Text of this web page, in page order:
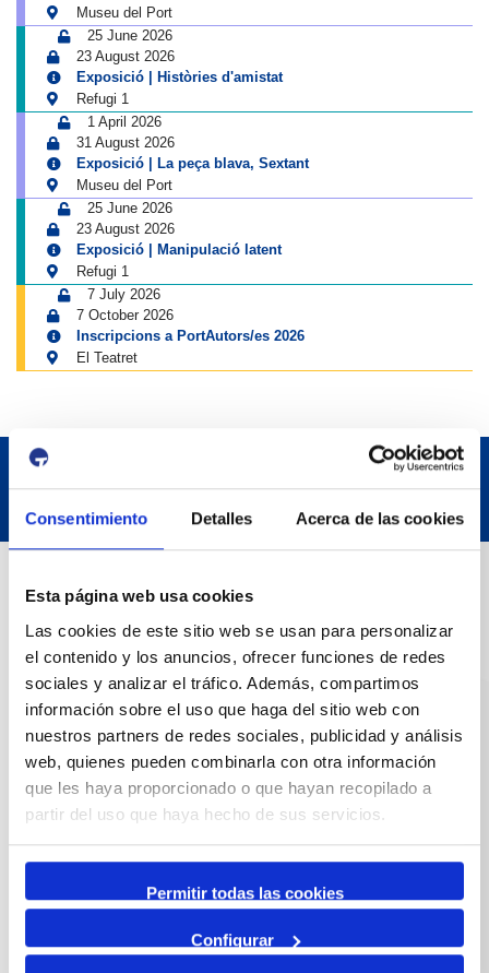
Consentimiento Detalles Acerca de las cookies
Esta página web usa cookies
Las cookies de este sitio web se usan para personalizar
el contenido y los anuncios, ofrecer funciones de redes
sociales y analizar el tráfico. Además, compartimos
información sobre el uso que haga del sitio web con
nuestros partners de redes sociales, publicidad y análisis
web, quienes pueden combinarla con otra información
que les haya proporcionado o que hayan recopilado a
partir del uso que haya hecho de sus servicios.
Permitir todas las cookies
Configurar
Museu del Port
25 June 2026
23 August 2026
Exposició | Històries d'amistat
Refugi 1
1 April 2026
31 August 2026
Exposició | La peça blava, Sextant
Museu del Port
25 June 2026
23 August 2026
Exposició | Manipulació latent
Refugi 1
7 July 2026
7 October 2026
Inscripcions a PortAutors/es 2026
El Teatret
Contact
Adreça
Passeig de l'Escullera s/n, 43004 Tarragona
Contact number
977 259 400
Emergency
Customer service